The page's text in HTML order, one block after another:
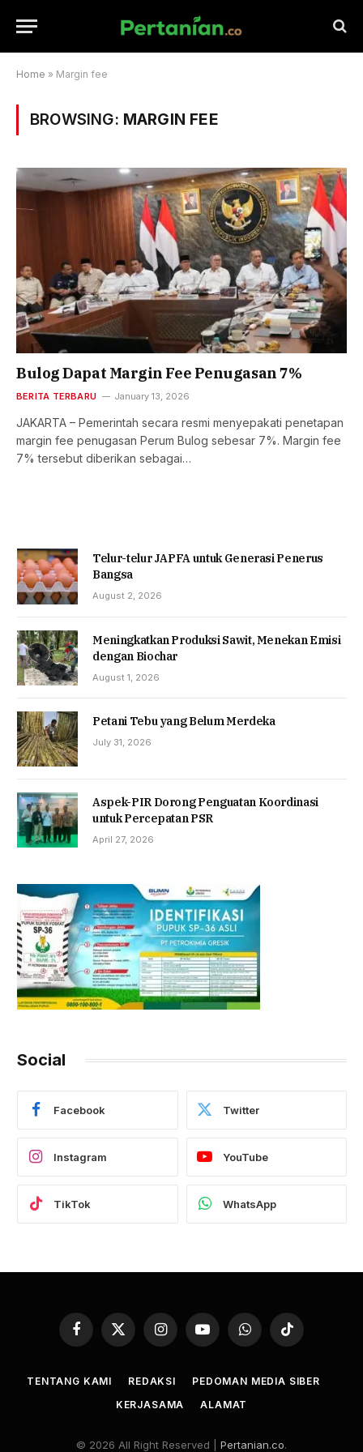
Home » Margin fee
BROWSING: MARGIN FEE
Bulog Dapat Margin Fee Penugasan 7%
BERITA TERBARU January 13, 2026
JAKARTA – Pemerintah secara resmi menyepakati penetapan
margin fee penugasan Perum Bulog sebesar 7%. Margin fee
7% tersebut diberikan sebagai…
Telur-telur JAPFA untuk Generasi Penerus
Bangsa
August 2, 2026
Meningkatkan Produksi Sawit, Menekan Emisi
dengan Biochar
August 1, 2026
Petani Tebu yang Belum Merdeka
July 31, 2026
Aspek-PIR Dorong Penguatan Koordinasi
untuk Percepatan PSR
April 27, 2026
Social
Facebook Twitter
Instagram YouTube
TikTok WhatsApp
Facebook
X
InstagramYouTubeWhatsAppTikTok
TENTANG KAMI REDAKSI
PEDOMAN MEDIA SIBER
KERJASAMA
ALAMAT
© 2026 All Right Reserved | Pertanian.co.